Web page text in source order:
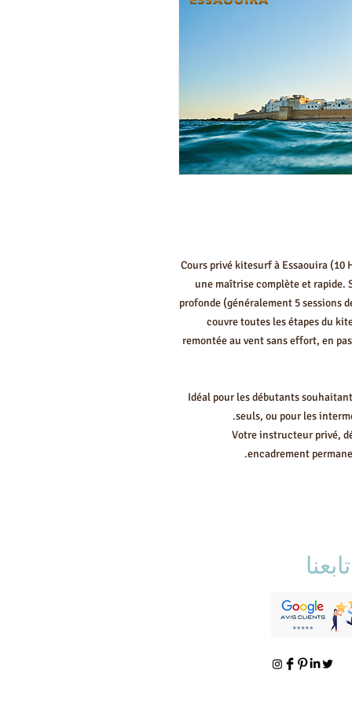
Cours privé kitesurf à Essaouira
une maîtrise complète et
profonde (généralement 5 sessions
couvre toutes les étapes du
remontée au vent sans effort, en
Idéal pour les débutants
seuls, ou pour les
Votre instructeur privé,
encadrement
تابعنا